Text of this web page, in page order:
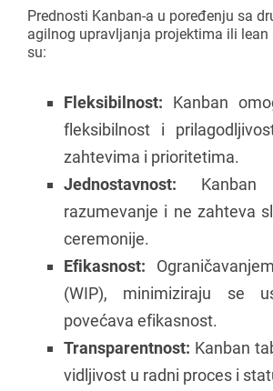
Prednosti Kanban-a u poređenju sa
agilnog upravljanja projektima ili lean
su:
Fleksibilnost: Kanban
fleksibilnost i
zahtevima i prioritetima.
Jednostavnost:
razumevanje i ne zahteva
ceremonije.
Efikasnost:
(WIP), minimiziraju se
povećava efikasnost.
Transparentnost: Kanban
vidljivost u radni proces i